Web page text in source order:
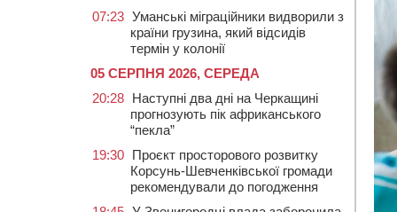
07:23 Уманські міграційники видворили з
країни грузина, який відсидів
термін у колонії
05 СЕРПНЯ 2026, СЕРЕДА
20:28 Наступні два дні на Черкащині
прогнозують пік африканського
“пекла”
19:30 Проєкт просторового розвитку
Корсунь-Шевченківської громади
рекомендували до погодження